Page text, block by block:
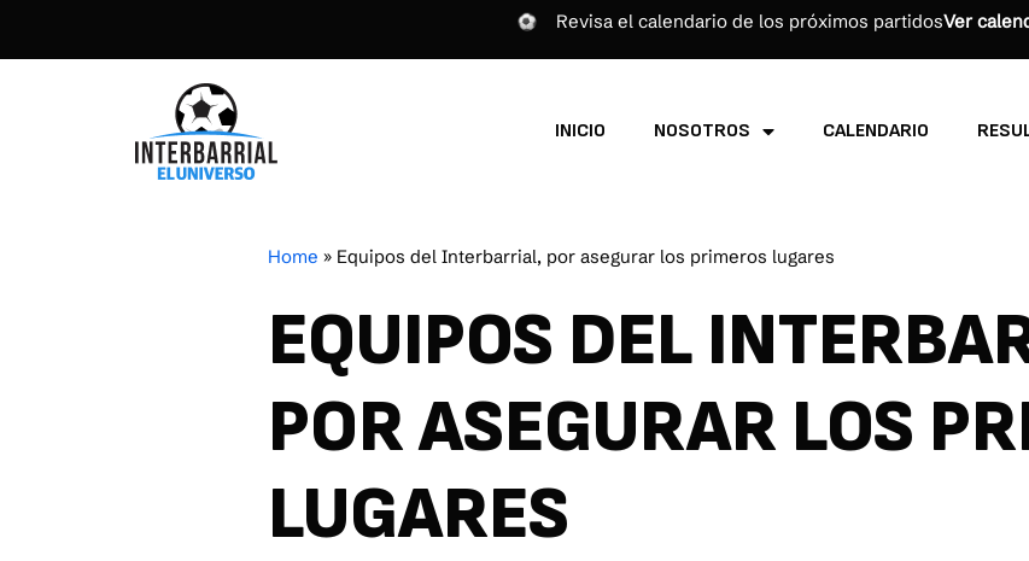
Revisa el calendario de los próximos partidosVer
INICIO NOSOTROS CALENDARIO
Home » Equipos del Interbarrial, por asegurar los primeros lugares
EQUIPOS DEL
POR ASEGURAR LOS
LUGARES